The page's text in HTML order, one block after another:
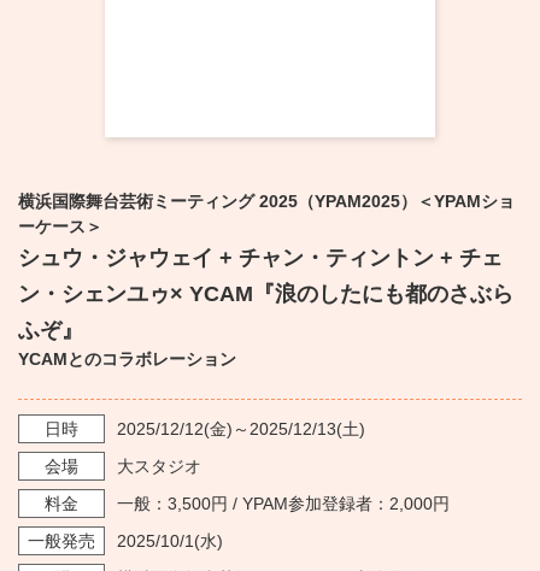
・ レストラン/カフェ
横浜国際舞台芸術ミーティング 2025（YPAM2025）＜YPAMショ
ーケース＞
シュウ・ジャウェイ + チャン・ティントン + チェ
ン・シェンユゥ× YCAM『浪のしたにも都のさぶら
ふぞ』
YCAMとのコラボレーション
日時 2025/12/12(金)～ 2025/12/13(土)
会場
大スタジオ
料金
一般：3,500円 / YPAM参加登録者：2,000円
一般発売
2025/10/1 (水)